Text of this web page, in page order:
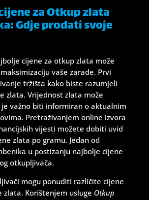
za Otkup zlata
Gdje prodati svoje
cijene za otkup zlata može
vaše zarade. Prvi
tržišta kako biste razumjeli
zlata. Vrijednost zlata može
važno biti informiran o aktualnim
Pretraživanjem online izvora
vijesti možete dobiti uvid
zlata po gramu. Jedan od
u postizanju najbolje cijene
otkupljivača.
mogu ponuditi različite cijene
zlata. Korištenjem usluge Otkup